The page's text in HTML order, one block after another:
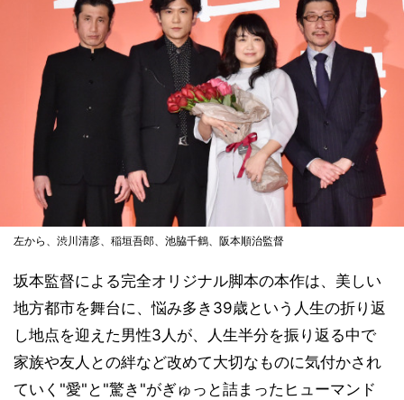
左から、渋川清彦、稲垣吾郎、池脇千鶴、阪本順治監督
坂本監督による完全オリジナル脚本の本作は、美しい
地方都市を舞台に、悩み多き39歳という人生の折り返
し地点を迎えた男性3人が、人生半分を振り返る中で
家族や友人との絆など改めて大切なものに気付かされ
ていく"愛"と"驚き"がぎゅっと詰まったヒューマンド